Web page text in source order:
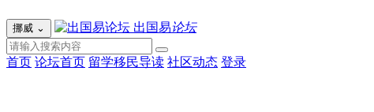
挪威 ⌄ 出国易论坛
首页 论坛首页 留学移民导读 社区动态 登录